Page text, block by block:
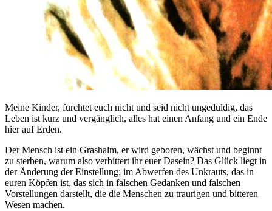
Meine Kinder, fürchtet euch nicht und seid nicht ungeduldig, das
Leben ist kurz und vergänglich, alles hat einen Anfang und ein Ende
hier auf Erden.
Der Mensch ist ein Grashalm, er wird geboren, wächst und beginnt
zu sterben, warum also verbittert ihr euer Dasein? Das Glück liegt in
der Änderung der Einstellung; im Abwerfen des Unkrauts, das in
euren Köpfen ist, das sich in falschen Gedanken und falschen
Vorstellungen darstellt, die die Menschen zu traurigen und bitteren
Wesen machen.